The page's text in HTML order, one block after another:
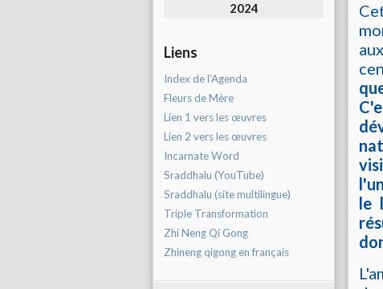
2024
Liens
Index de l'Agenda
Fleurs de Mère
Lien 1 vers les œuvres
Lien 2 vers les œuvres
Incarnate Word
Sraddhalu (YouTube)
Sraddhalu (site multilingue)
Triple Transformation
Zhi Neng Qi Gong
Zhineng qigong en français
le